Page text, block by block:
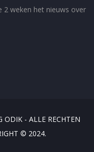
2 weken het nieuws over
ODIK - ALLE RECHTEN
© 2024.